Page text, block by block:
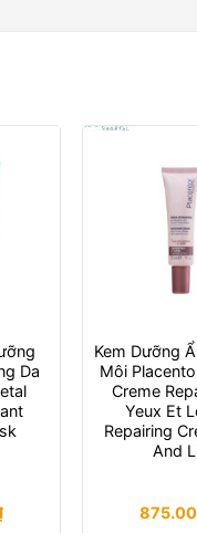
Da
Kem Dưỡng
Môi
Creme
Yeux Et
Repairing
And